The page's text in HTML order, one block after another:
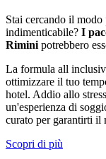
Stai cercando il modo
indimenticabile? I
Rimini potrebbero
La formula all
ottimizzare il tuo
hotel. Addio allo
un'esperienza di
curato per garantirti il
Scopri di più